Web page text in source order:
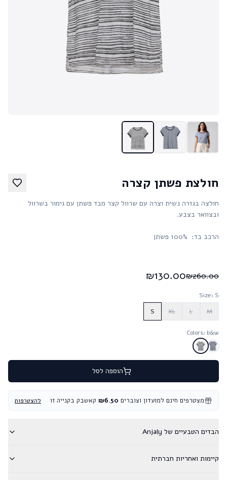
חולצת פשתן קצרה
חולצה בגזרה נשית וצרה עם שרוול קצר מבד פשתן עם גימור בשרוול
ובצוואר בצבע.
הרכב בד: 100% פשתן
₪260.00
₪130.00
Size: S
M
L
XL
S
Colors: b&w
הוספה לסל
מצטרפים חינם למועדון וצוברים ₪6.50 קאשבק בקנייה זו להצטרפות
הבדים הטבעיים של Anjaly
קיימות ואחריות חברתית